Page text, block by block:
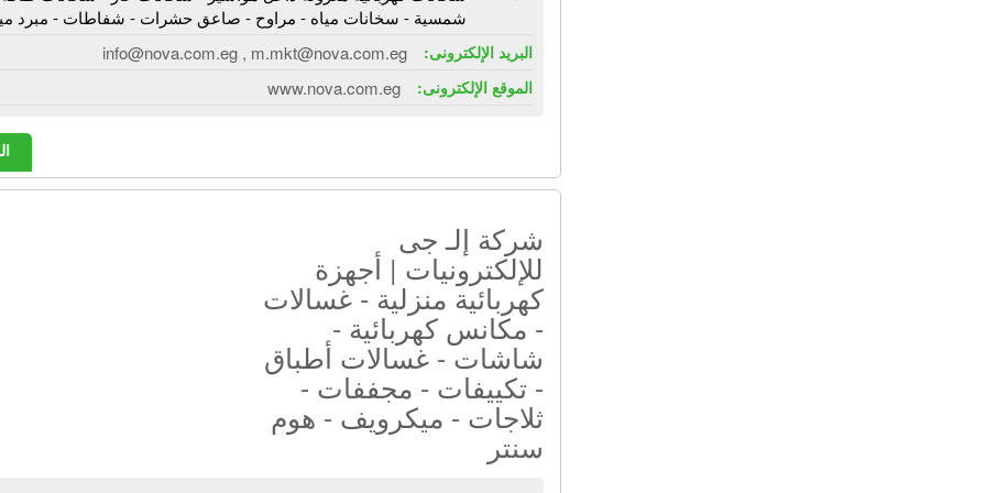
شمسية - سخانات مياه - مراوح - صاعق حشرات - شفاطات - مبرد
البريد الإلكترونى: info@nova.com.eg , m.mkt@nova.com.eg
الموقع الإلكترونى: www.nova.com.eg
شركة إلـ جى
للإلكترونيات | أجهزة
كهربائية منزلية - غسالات
- مكانس كهربائية -
شاشات - غسالات أطباق
- تكييفات - مجففات -
ثلاجات - ميكرويف - هوم
سنتر